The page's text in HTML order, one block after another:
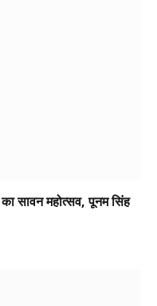
सावन महोत्सव, पूनम सिंह